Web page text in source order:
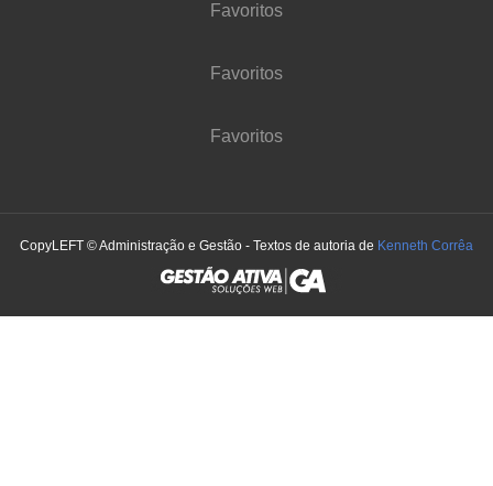
Favoritos
Favoritos
Favoritos
CopyLEFT © Administração e Gestão - Textos de autoria de Kenneth Corrêa